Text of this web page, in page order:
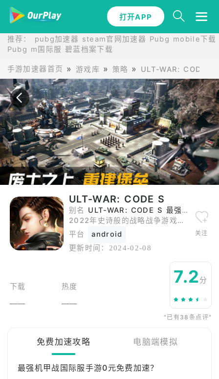
打开APP
推荐： pubg加速器 steam官网加速器 Pubg mobile下载
Pubg m国际服 碧蓝档案下载
手游加速器首页 游戏库 策略 ULT-WAR: CODE S
打开APP
ULT-WAR: CODE S
别名 ULT-WAR: CODE S 最强机甲战
2022年史诗般的战略战争游戏，建立你的机甲并与世界各地的玩家战斗！
平台
android
更新时间： 2024-02-08
关注
下载
——
热度
——
7.2 分
"已有38条点评"
免费加速攻略 电脑端模拟
最强机甲战国际服手游0元免费加速？